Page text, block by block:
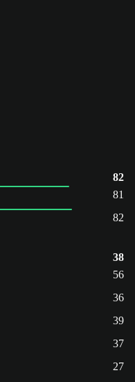
82
81
82
38
56
36
39
37
27